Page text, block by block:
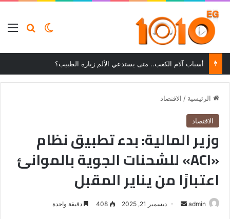
بحثالوضع
أسباب آلام الكعب.. متى يستدعي الألم زيارة الطبيب؟
الرئيسية / الاقتصاد
الاقتصاد
وزير المالية: بدء تطبيق نظام
«ACI» للشحنات الجوية بالموانئ
اعتبارًا من يناير المقبل
admin
أرسل ديسمبر 21, 2025 408 دقيقة واحدة